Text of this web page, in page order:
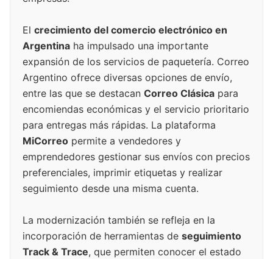
El crecimiento del comercio electrónico en
Argentina ha impulsado una importante
expansión de los servicios de paquetería. Correo
Argentino ofrece diversas opciones de envío,
entre las que se destacan Correo Clásica para
encomiendas económicas y el servicio prioritario
para entregas más rápidas. La plataforma
MiCorreo permite a vendedores y
emprendedores gestionar sus envíos con precios
preferenciales, imprimir etiquetas y realizar
seguimiento desde una misma cuenta.
La modernización también se refleja en la
incorporación de herramientas de seguimiento
Track & Trace, que permiten conocer el estado